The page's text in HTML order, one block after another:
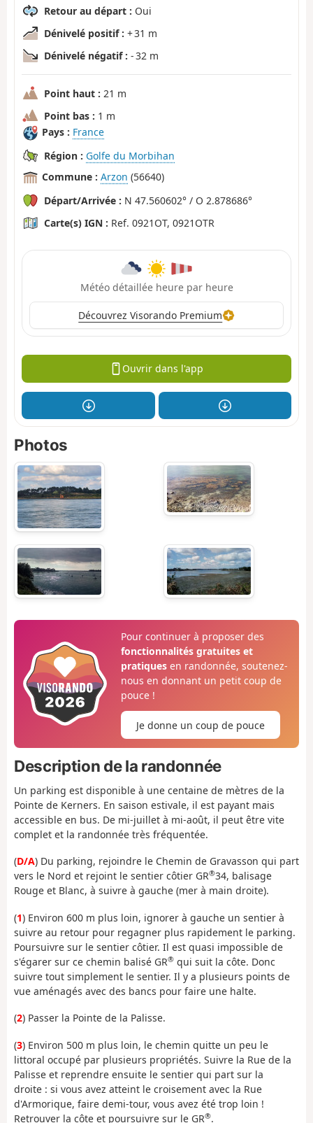
Retour au départ : Oui
Dénivelé positif : + 31 m
Dénivelé négatif : - 32 m
Point haut : 21 m
Point bas : 1 m
Pays : France
Région : Golfe du Morbihan
Commune : Arzon (56640)
Départ/Arrivée : N 47.560602° / O 2.878686°
Carte(s) IGN : Ref. 0921OT, 0921OTR
Météo détaillée heure par heure
Découvrez Visorando Premium
Ouvrir dans l'app
Photos
Pour continuer à proposer des
fonctionnalités gratuites et
pratiquesen randonnée, soutenez-
nous en donnant un petit coup de
pouce !
Je donne un coup de pouce
Description de la randonnée
Un parking est disponible à une centaine de mètres de la
Pointe de Kerners. En saison estivale, il est payant mais
accessible en bus. De mi-juillet à mi-août, il peut être vite
complet et la randonnée très fréquentée.
(D/A) Du parking, rejoindre le Chemin de Gravasson qui part
vers le Nord et rejoint le sentier côtier GR®34, balisage
Rouge et Blanc, à suivre à gauche (mer à main droite).
(1) Environ 600 m plus loin, ignorer à gauche un sentier à
suivre au retour pour regagner plus rapidement le parking.
Poursuivre sur le sentier côtier. Il est quasi impossible de
s'égarer sur ce chemin balisé GR® qui suit la côte. Donc
suivre tout simplement le sentier. Il y a plusieurs points de
vue aménagés avec des bancs pour faire une halte.
(2) Passer la Pointe de la Palisse.
(3) Environ 500 m plus loin, le chemin quitte un peu le
littoral occupé par plusieurs propriétés. Suivre la Rue de la
Palisse et reprendre ensuite le sentier qui part sur la
droite : si vous avez atteint le croisement avec la Rue
d'Armorique, faire demi-tour, vous avez été trop loin !
Retrouver la côte et poursuivre sur le GR®.